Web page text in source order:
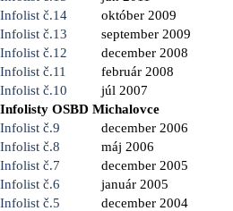
Infolist č.14
október 2009
Infolist č.13
september 2009
Infolist č.12
december 2008
Infolist č.11
február 2008
Infolist č.10
júl 2007
Infolisty OSBD Michalovce
Infolist č.9
december 2006
Infolist č.8
máj 2006
Infolist č.7
december 2005
Infolist č.6
január 2005
Infolist č.5
december 2004